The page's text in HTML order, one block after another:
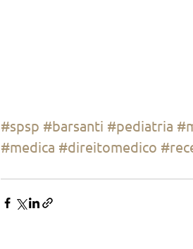
#spsp #barsanti #pediatria
#medica #direitomedico